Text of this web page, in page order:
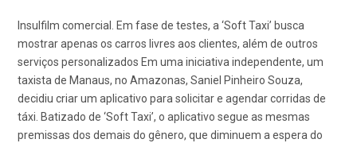
Insulfilm comercial. Em fase de testes, a ‘Soft Taxi’ busca
mostrar apenas os carros livres aos clientes, além de outros
serviços personalizados Em uma iniciativa independente, um
taxista de Manaus, no Amazonas, Saniel Pinheiro Souza,
decidiu criar um aplicativo para solicitar e agendar corridas de
táxi. Batizado de ‘Soft Taxi’, o aplicativo segue as mesmas
premissas dos demais do gênero, que diminuem a espera do